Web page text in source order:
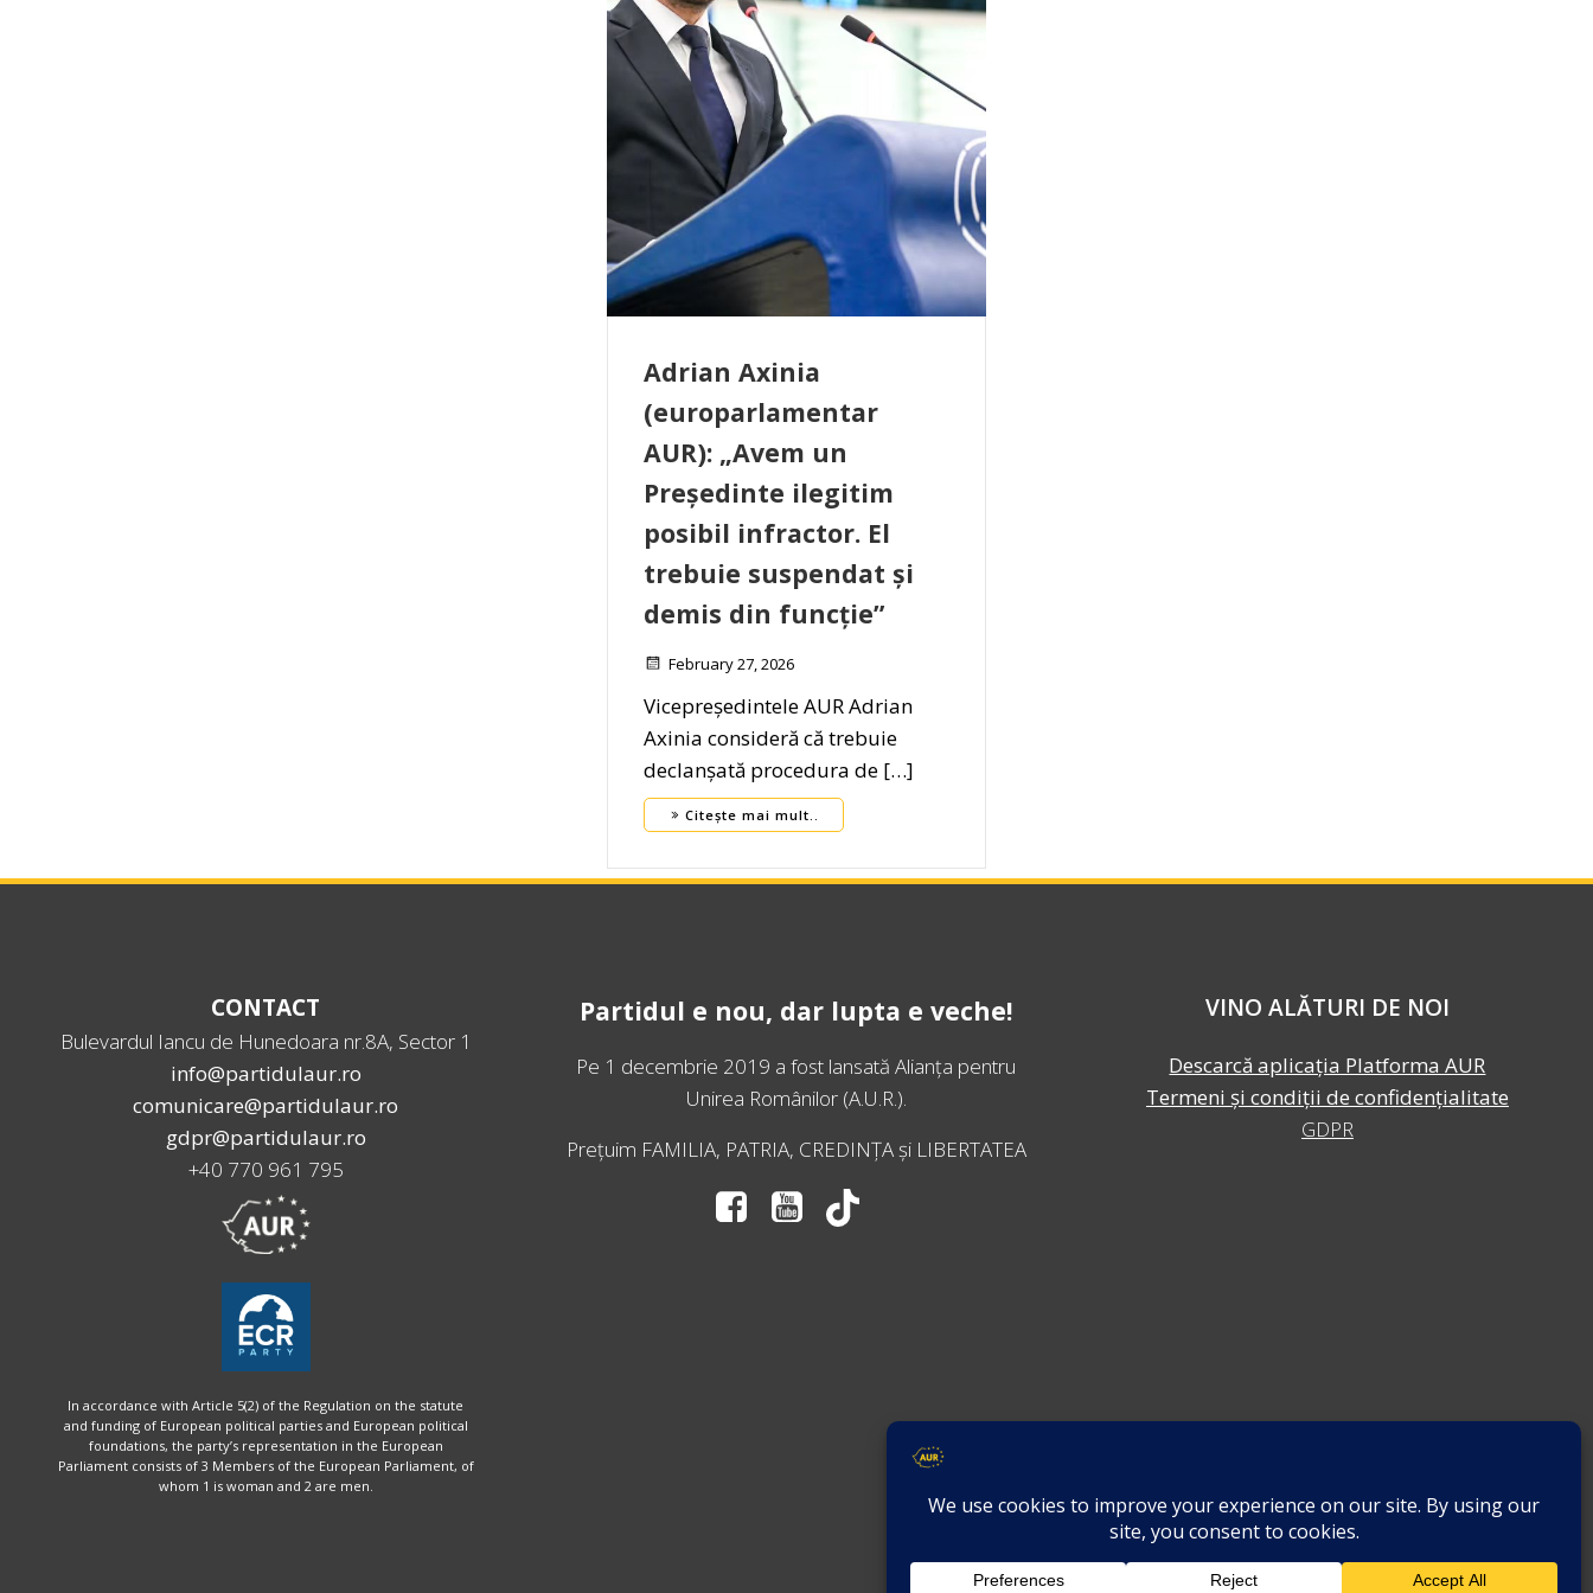
Adrian Axinia
(europarlamentar
AUR): „Avem un
Președinte ilegitim
posibil infractor. El
trebuie suspendat și
demis din funcție”
February 27, 2026
Vicepreședintele AUR Adrian
Axinia consideră că trebuie
declanșată procedura de […]
Citește mai mult..
CONTACT
Bulevardul Iancu de Hunedoara nr.8A, Sector 1
info@partidulaur.ro
comunicare@partidulaur.ro
gdpr@partidulaur.ro
+40 770 961 795
In accordance with Article 5(2) of the Regulation on the statute
and funding of European political parties and European political
foundations, the party’s representation in the European
Parliament consists of 3 Members of the European Parliament, of
whom 1 is woman and 2 are men.
Partidul e nou, dar lupta e veche!
Pe 1 decembrie 2019 a fost lansatăAlianța pentru
Unirea Românilor(A.U.R.).
Prețuim FAMILIA, PATRIA, CREDINȚA și LIBERTATEA
VINO ALĂTURI DE NOI
Descarcă aplicația Platforma AUR
Termeni și condiții de confidențialitate
GDPR